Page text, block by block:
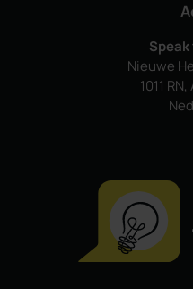
Nieuwe
1011